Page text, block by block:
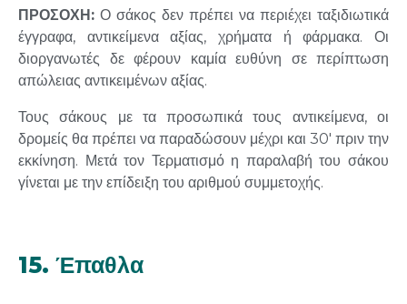
ΠΡΟΣΟΧΗ: Ο σάκος δεν πρέπει να περιέχει ταξιδιωτικά
έγγραφα, αντικείμενα αξίας, χρήματα ή φάρμακα. Οι
διοργανωτές δε φέρουν καμία ευθύνη σε περίπτωση
απώλειας αντικειμένων αξίας.
Τους σάκους με τα προσωπικά τους αντικείμενα, οι
δρομείς θα πρέπει να παραδώσουν μέχρι και 30′ πριν την
εκκίνηση. Μετά τον Τερματισμό η παραλαβή του σάκου
γίνεται με την επίδειξη του αριθμού συμμετοχής.
15. Έπαθλα